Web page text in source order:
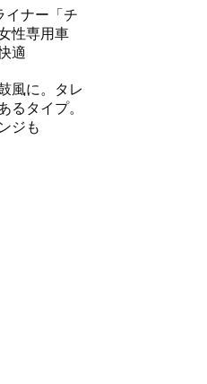
イナー「チ
性専用車
適
風に。タレ
るタイプ。
ジも